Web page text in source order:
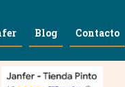
Blog Contacto